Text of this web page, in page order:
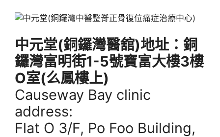
中元堂(銅鑼灣醫舘)地址：銅
鑼灣富明街1-5號寶富大樓3樓
O室(么鳳樓上)
Causeway Bay clinic
address:
Flat O 3/F, Po Foo Building,